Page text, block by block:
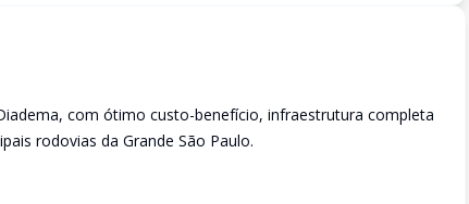
com ótimo custo-benefício, infraestrutura completa
rodovias da Grande São Paulo.